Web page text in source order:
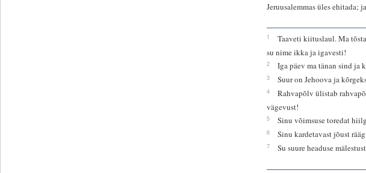
Jeruusalemmas üles ehitada;
1
Taaveti kiituslaul. Ma
su nime ikka ja igavesti!
2 Iga päev ma tänan sind ja
3 Suur on Jehoova ja
4
Rahvapõlv ülistab
vägevust!
5 Sinu võimsuse toredat
6 Sinu kardetavast jõust
7 Su suure headuse